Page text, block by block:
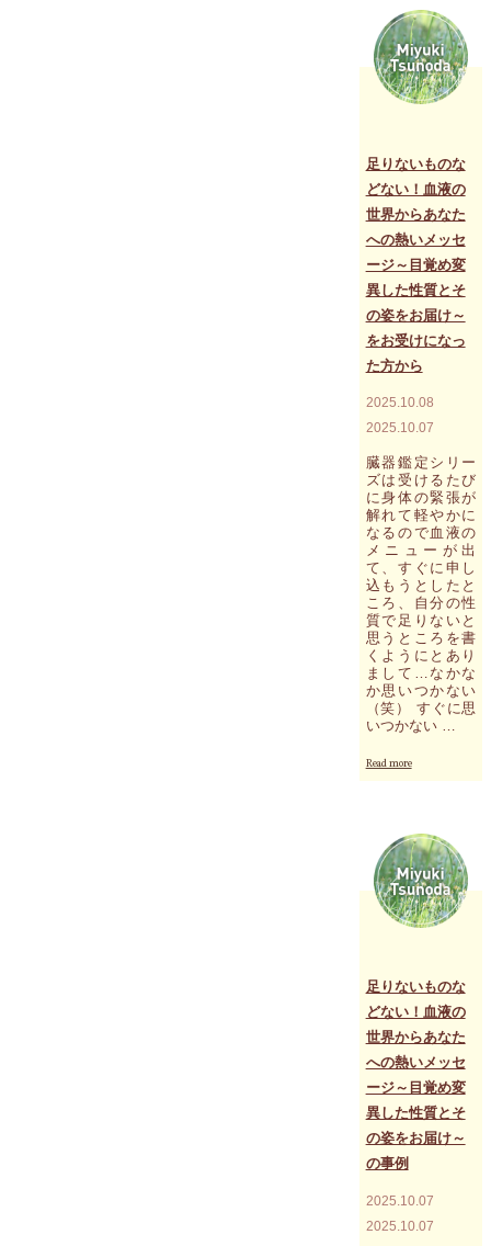
け
～
を
お
受
っ
た
か
ら"
ら
な
い
か
も。
く
な
か
も
ー
て
こ
と
か
ら、
雪
方
ブ
レ
ー
ク
ス
ル
ー
っ
て
起
き
る
も
の
で
す"
足りないものな
どない！血液の
世界からあなた
への熱いメッセ
ージ～目覚め変
異した性質とそ
の姿をお届け～
をお受けになっ
た方から
2025.10.08
2025.10.07
臓器鑑定シリー
ズは受けるたび
に身体の緊張が
解れて軽やかに
なるので血液の
メニューが出
て、すぐに申し
込もうとしたと
ころ、自分の性
質で足りないと
思うところを書
くようにとあり
まして…なかな
か思いつかない
（笑） すぐに思
いつかない …
Read more
も
の
な
ど
な
い！
の
界
か
ら
な
た
へ
メ
ッ
足りないものな
どない！血液の
世界からあなた
への熱いメッセ
ージ～目覚め変
異した性質とそ
の姿をお届け～
の事例
2025.10.07
2025.10.07